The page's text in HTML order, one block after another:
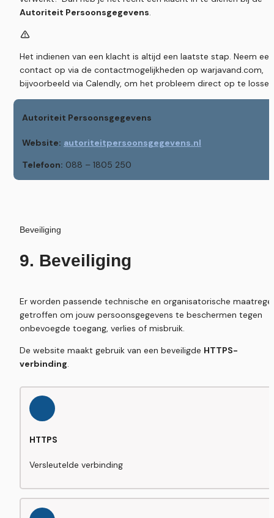
Autoriteit Persoonsgegevens.
Het indienen van een klacht is altijd een laatste stap. Neem
contact op via de contactmogelijkheden op warjavand.com,
bijvoorbeeld via Calendly, om het probleem direct op te
Autoriteit Persoonsgegevens
Website: autoriteitpersoonsgegevens.nl
Telefoon: 088 – 1805 250
Beveiliging
9. Beveiliging
Er worden passende technische en organisatorische
getroffen om jouw persoonsgegevens te beschermen tegen
onbevoegde toegang, verlies of misbruik.
De website maakt gebruik van een beveiligde HTTPS-
verbinding.
HTTPS
Versleutelde verbinding